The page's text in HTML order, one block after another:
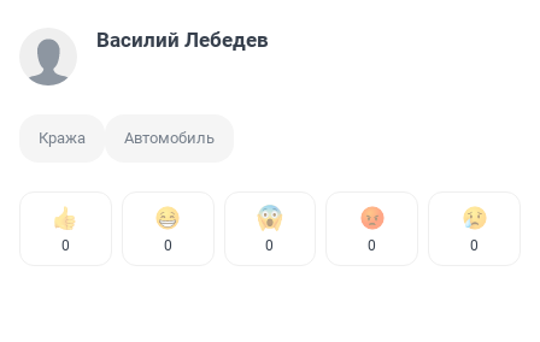
Василий Лебедев
Кража Автомобиль
0 0 0 0 0